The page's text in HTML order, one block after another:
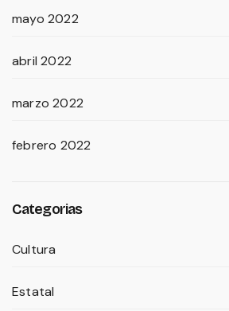
mayo 2022
abril 2022
marzo 2022
febrero 2022
Categorias
Cultura
Estatal